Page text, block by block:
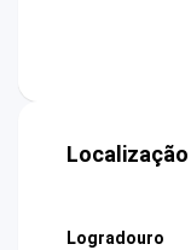
Logradouro